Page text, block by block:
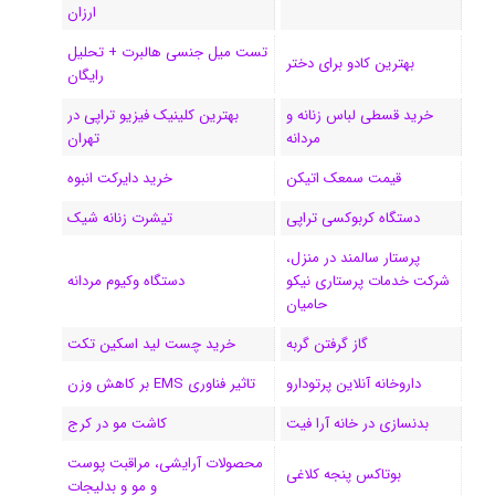
ن
ر
ارزان
بهترین کادو برای دختر
تست میل جنسی هالبرت + تحلیل
رایگان
خرید قسطی لباس زنانه و
مردانه
بهترین کلینیک فیزیو تراپی در
تهران
قیمت سمعک اتیکن
خرید دایرکت انبوه
دستگاه کربوکسی تراپی
تیشرت زنانه شیک
پرستار سالمند در منزل،
شرکت خدمات پرستاری نیکو
حامیان
دستگاه وکیوم مردانه
گاز گرفتن گربه
خرید چست لید اسکین تکت
داروخانه آنلاین پرتودارو
تاثیر فناوری EMS بر کاهش وزن
بدنسازی در خانه آرا فیت
کاشت مو در کرج
بوتاکس پنجه کلاغی
محصولات آرایشی، مراقبت پوست
و مو و بدلیجات